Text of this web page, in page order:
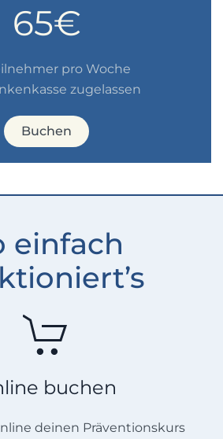
65€
pro Woche
zugelassen
Buchen
einfach
buchen
deinen Präventionskurs